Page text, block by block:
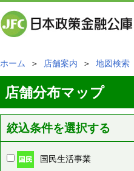
ホーム ＞ 店舗案内 ＞ 地図検索
店舗分布マップ
絞込条件を選択する
国民生活事業